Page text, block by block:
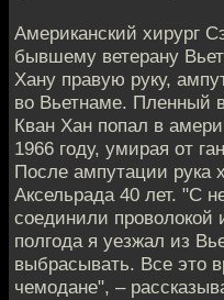
Американский хирург
бывшему ветерану
Хану правую руку,
во Вьетнаме. Пленный
Кван Хан попал в
1966 году, умирая от
После ампутации рука
Аксельрада 40 лет. "С
соединили проволокой
полгода я уезжал из
выбрасывать. Все это
чемодане", –